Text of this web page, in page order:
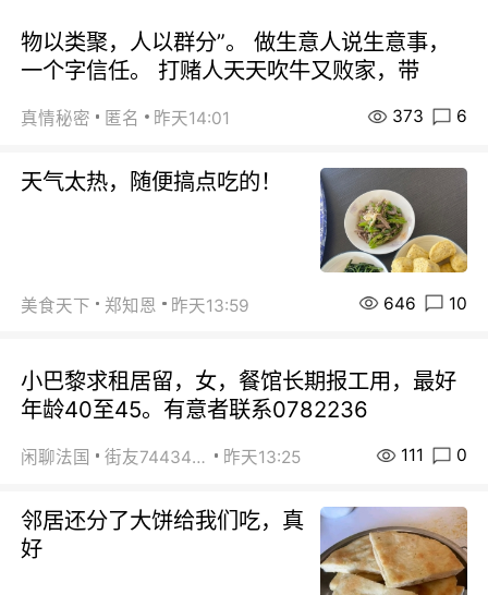
物以类聚，人以群分”。 做生意人说生意事，
一个字信任。 打赌人天天吹牛又败家，带
真情秘密 匿名 昨天14:01 373 6
天气太热，随便搞点吃的！
美食天下 郑知恩 昨天13:59 646 10
小巴黎求租居留，女，餐馆长期报工用，最好
年龄40至45。有意者联系0782236
闲聊法国 街友74434350 昨天13:25 111 0
邻居还分了大饼给我们吃，真
好